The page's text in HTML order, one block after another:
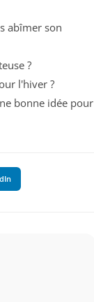
abîmer son
?
l'hiver ?
bonne idée pour